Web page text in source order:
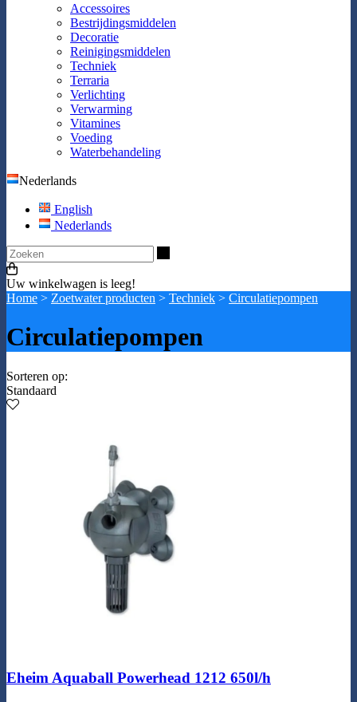
Accessoires
Bestrijdingsmiddelen
Decoratie
Reinigingsmiddelen
Techniek
Terraria
Verlichting
Verwarming
Vitamines
Voeding
Waterbehandeling
Nederlands
English
Nederlands
Uw winkelwagen is leeg!
Home > Zoetwater producten > Techniek > Circulatiepompen
Circulatiepompen
Sorteren op:
Standaard
Eheim Aquaball Powerhead 1212 650l/h